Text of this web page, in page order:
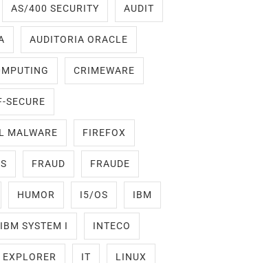
AS/400 SECURITY AUDIT
AUDITORIA ORACLE
CRIMEWARE
SECURE
MALWARE FIREFOX
FRAUD FRAUDE
HUMOR I5/OS IBM
IBM SYSTEM I INTECO
IT LINUX